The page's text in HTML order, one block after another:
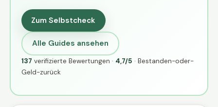
Zum Selbstcheck
Alle Guides ansehen
137 verifizierte Bewertungen · 4,7/5 · Bestanden-oder-
Geld-zurück